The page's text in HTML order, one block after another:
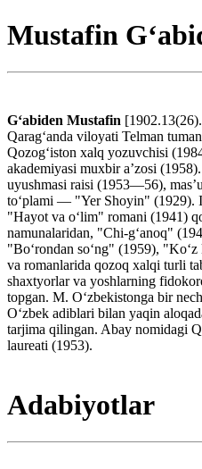
Mustafin
Gʻabiden Mustafin
Qaragʻanda viloyati Telman
Qozogʻiston xalq yozuvchisi
akademiyasi muxbir aʼzosi
uyushmasi raisi (1953—56),
toʻplami — "Yer Shoyin" (1929).
"Hayot va oʻlim" romani (1941)
namunalaridan, "Chi-gʻanoq"
"Boʻrondan soʻng" (1959),
va romanlarida qozoq xalqi turli
shaxtyorlar va yoshlarning
topgan. M. Oʻzbekistonga bir
Oʻzbek adiblari bilan yaqin
tarjima qilingan. Abay nomidagi
laureati (1953).
Adabiyotlar